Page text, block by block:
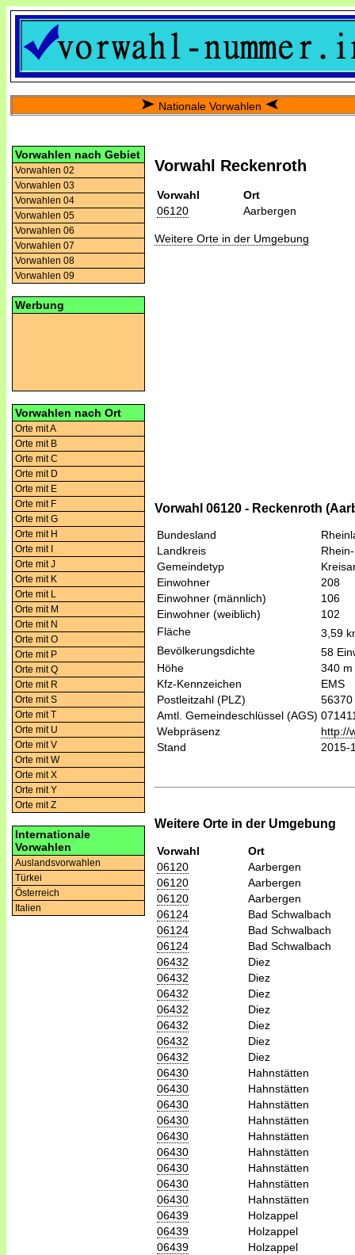
Nationale Vorwahlen
Vorwahlen nach Gebiet
Vorwahlen 02
Vorwahlen 03
Vorwahlen 04
Vorwahlen 05
Vorwahlen 06
Vorwahlen 07
Vorwahlen 08
Vorwahlen 09
Werbung
Vorwahlen nach Ort
Orte mit A
Orte mit B
Orte mit C
Orte mit D
Orte mit E
Orte mit F
Orte mit G
Orte mit H
Orte mit I
Orte mit J
Orte mit K
Orte mit L
Orte mit M
Orte mit N
Orte mit O
Orte mit P
Orte mit Q
Orte mit R
Orte mit S
Orte mit T
Orte mit U
Orte mit V
Orte mit W
Orte mit X
Orte mit Y
Orte mit Z
Internationale
Vorwahlen
Auslandsvorwahlen
Türkei
Österreich
Italien
Vorwahl Reckenroth
Vorwahl
Ort
06120
Aarbergen
Weitere Orte in der Umgebung
Vorwahl 06120 - Reckenroth
Bundesland
Landkreis
Gemeindetyp
Einwohner
208
Einwohner (männlich)
106
Einwohner (weiblich)
102
Fläche
3,59
Bevölkerungsdichte
58
Höhe
340 m
Kfz-Kennzeichen
EMS
Postleitzahl (PLZ)
56370
Amtl. Gemeindeschlüssel (AGS)
Webpräsenz
http://
Stand
2015-
Weitere Orte in der Umgebung
Vorwahl
Ort
06120
Aarbergen
06120
Aarbergen
06120
Aarbergen
06124
Bad Schwalbach
06124
Bad Schwalbach
06124
Bad Schwalbach
06432
Diez
06432
Diez
06432
Diez
06432
Diez
06432
Diez
06432
Diez
06432
Diez
06430
Hahnstätten
06430
Hahnstätten
06430
Hahnstätten
06430
Hahnstätten
06430
Hahnstätten
06430
Hahnstätten
06430
Hahnstätten
06430
Hahnstätten
06430
Hahnstätten
06439
Holzappel
06439
Holzappel
06439
Holzappel